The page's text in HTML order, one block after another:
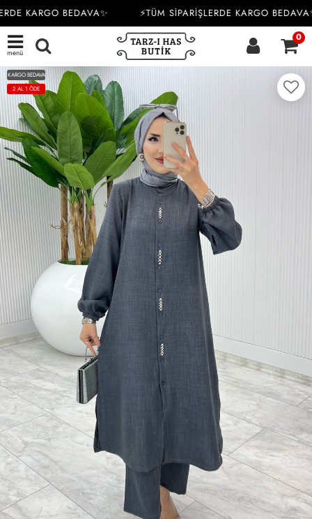
KARGO BEDAVA✨ ⚡TÜM SİPARİŞLERDE KARGO BEDAVA✨
menü
0
KARGO BEDAVA
2 AL 1 ÖDE